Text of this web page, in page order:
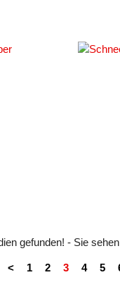
gefunden! - Sie
< 1 2 3 4 5